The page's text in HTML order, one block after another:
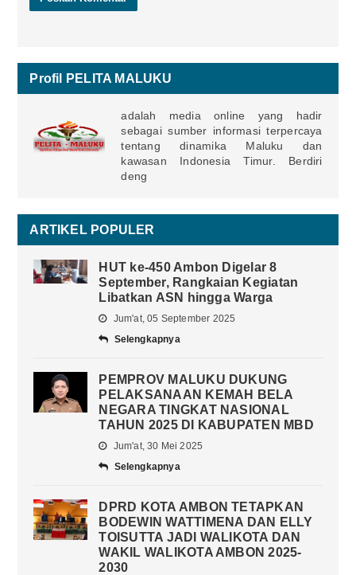
Profil PELITA MALUKU
adalah media online yang hadir
sebagai sumber informasi terpercaya
tentang dinamika Maluku dan
kawasan Indonesia Timur. Berdiri
deng
ARTIKEL POPULER
HUT ke-450 Ambon Digelar 8
September, Rangkaian Kegiatan
Libatkan ASN hingga Warga
Jum'at, 05 September 2025
Selengkapnya
PEMPROV MALUKU DUKUNG
PELAKSANAAN KEMAH BELA
NEGARA TINGKAT NASIONAL
TAHUN 2025 DI KABUPATEN MBD
Jum'at, 30 Mei 2025
Selengkapnya
DPRD KOTA AMBON TETAPKAN
BODEWIN WATTIMENA DAN ELLY
TOISUTTA JADI WALIKOTA DAN
WAKIL WALIKOTA AMBON 2025-
2030